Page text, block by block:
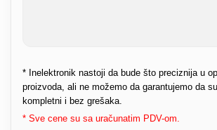
* Inelektronik nastoji da bude što preciznija u
proizvoda, ali ne možemo da garantujemo da
kompletni i bez grešaka.
* Sve cene su sa uračunatim PDV-om.